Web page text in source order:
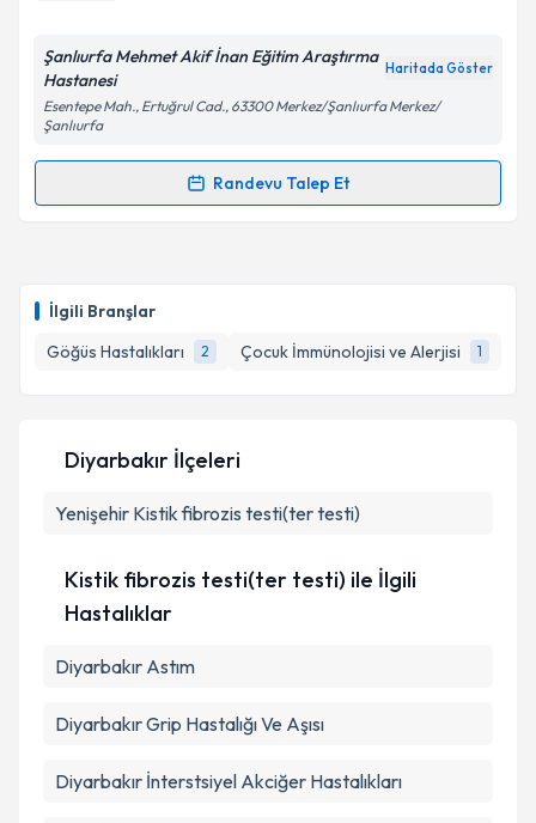
İlgili Branşlar
Göğüs Hastalıkları
2 Çocuk İmmünolojisi ve Alerjisi 1
Metni'ni okudum ve kişisel verilerimin belirtilen
kapsamda işlenmesini kabul ediyorum.
Şanlıurfa Mehmet Akif İnan Eğitim Araştırma
Hastanesi
Haritada Göster
Esentepe Mah., Ertuğrul Cad., 63300 Merkez/Şanlıurfa Merkez/
Şanlıurfa
Randevu Talep Et
Randevu Takvimi Talebi
takvim hazırlandığında e-posta ile bilgilendireceğiz.
E-posta Adresiniz
Metni'ni okudum ve kişisel verilerimin belirtilen
Diyarbakır İlçeleri
Yenişehir Kistik fibrozis testi(ter testi)
Kistik fibrozis testi(ter testi) ile İlgili
Hastalıklar
Diyarbakır Astım
Diyarbakır Grip Hastalığı Ve Aşısı
Diyarbakır İnterstsiyel Akciğer Hastalıkları